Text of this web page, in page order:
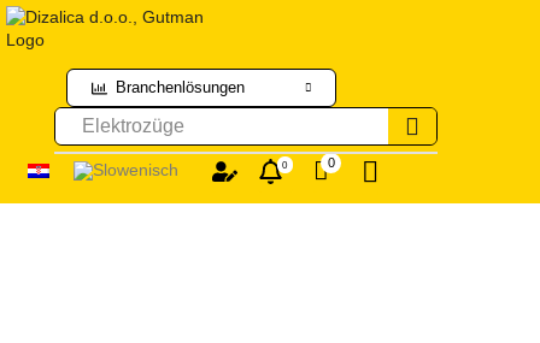
Branchenlösungen
Elektrozüge
0 0